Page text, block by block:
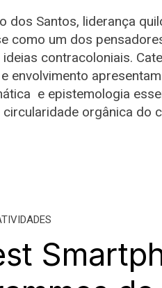
dos Santos, liderança
como um dos
contracoloniais.
envolvimento
e epistemologia
circularidade orgânica do